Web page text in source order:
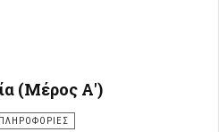
(Μέρος Α')